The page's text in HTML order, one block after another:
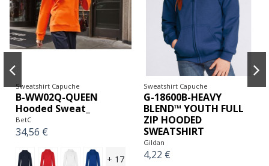
Sweatshirt Capuche
B-WW02Q-QUEEN
Hooded Sweat_
BetC
34,56 €
+ 17
Sweatshirt Capuche
G-18600B-HEAVY
BLEND™ YOUTH FULL
ZIP HOODED
SWEATSHIRT
Gildan
4,22 €